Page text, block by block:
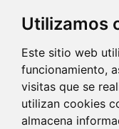
Utilizamos
Este sitio web
funcionamiento,
visitas que se
utilizan cookies
almacena